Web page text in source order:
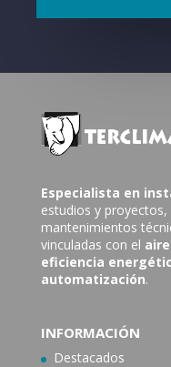
Especialista en
estudios y
mantenimientos
vinculadas con el
eficiencia
automatización.
INFORMACIÓN
Destacados